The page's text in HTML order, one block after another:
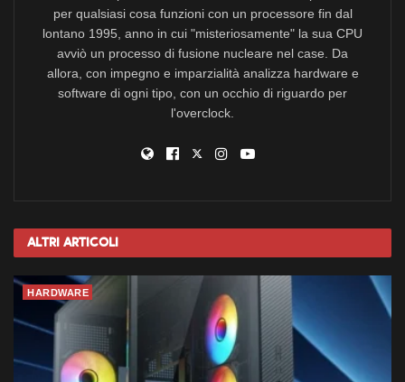
per qualsiasi cosa funzioni con un processore fin dal
lontano 1995, anno in cui "misteriosamente" la sua CPU
avviò un processo di fusione nucleare nel case. Da
allora, con impegno e imparzialità analizza hardware e
software di ogni tipo, con un occhio di riguardo per
l'overclock.
Altri Articoli
HARDWARE